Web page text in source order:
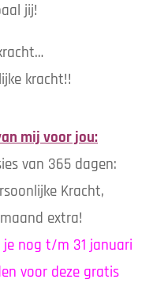
jij!
kracht!!
mij voor jou:
van 365 dagen:
Kracht,
extra!
nog t/m 31 januari
voor deze gratis